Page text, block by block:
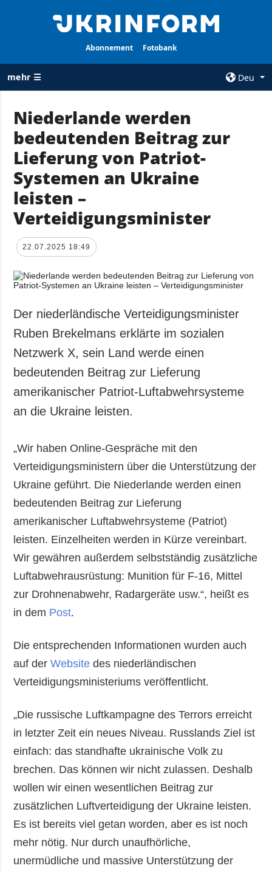
Abonnement Fotobank
mehr ☰
Deu
ALLE
RUBRIKEN
Krieg
Wiederaufbau
der Ukraine
Politik
Wirtschaft
Militär
Gesellschaft und
Kultur
Sport
Kriminalität
Notstand und
AGENTUR
Über uns
Kontakte
Politik zur
Vertraulichkeit
ZUSÄTZLICH
Veröffentlichungen
Fotos
Video
LEISTUNGEN
Niederlande werden
bedeutenden Beitrag zur
Lieferung von Patriot-
Systemen an Ukraine
leisten –
Verteidigungsminister
22.07.2025 18:49
Der niederländische Verteidigungsminister
Ruben Brekelmans erklärte im sozialen
Netzwerk X, sein Land werde einen
bedeutenden Beitrag zur Lieferung
amerikanischer Patriot-Luftabwehrsysteme
an die Ukraine leisten.
„Wir haben Online-Gespräche mit den
Verteidigungsministern über die Unterstützung der
Ukraine geführt. Die Niederlande werden einen
bedeutenden Beitrag zur Lieferung
amerikanischer Luftabwehrsysteme (Patriot)
leisten. Einzelheiten werden in Kürze vereinbart.
Wir gewähren außerdem selbstständig zusätzliche
Luftabwehrausrüstung: Munition für F-16, Mittel
zur Drohnenabwehr, Radargeräte usw.“, heißt es
in dem Post.
Die entsprechenden Informationen wurden auch
auf derWebsite des niederländischen
Verteidigungsministeriums veröffentlicht.
„Die russische Luftkampagne des Terrors erreicht
in letzter Zeit ein neues Niveau. Russlands Ziel ist
einfach: das standhafte ukrainische Volk zu
brechen. Das können wir nicht zulassen. Deshalb
wollen wir einen wesentlichen Beitrag zur
zusätzlichen Luftverteidigung der Ukraine leisten.
Es ist bereits viel getan worden, aber es ist noch
mehr nötig. Nur durch unaufhörliche,
unermüdliche und massive Unterstützung der